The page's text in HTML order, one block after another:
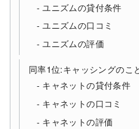
ユニズムの貸付条件
ユニズムの口コミ
ユニズムの評価
同率1位:キャッシングのこ
キャネットの貸付条件
キャネットの口コミ
キャネットの評価